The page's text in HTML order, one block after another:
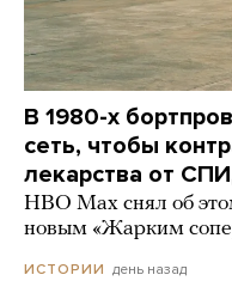
В 1980-х
сеть, чтобы
лекарства от
HBO Max снял об
новым «Жарким
ИСТОРИИ день назад